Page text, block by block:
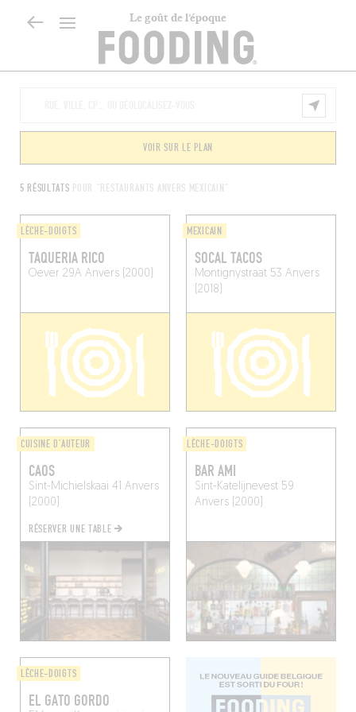
Le goût de l’époque
5 RÉSULTATS POUR "RESTAURANTS ANVERS MEXICAIN"
VOIR SUR LE PLAN
LÈCHE-DOIGTS
TAQUERIA RICO
Oever 29A Anvers (2000)
MEXICAIN
SOCAL TACOS
Montignystraat 53 Anvers
(2018)
CUISINE D'AUTEUR
CAOS
Sint-Michielskaai 41 Anvers
(2000)
RÉSERVER UNE TABLE
LÈCHE-DOIGTS
BAR AMI
Sint-Katelijnevest 59
Anvers (2000)
LÈCHE-DOIGTS
EL GATO GORDO